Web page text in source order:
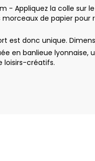
- Appliquez la colle sur
de papier pour
est donc unique.
en banlieue lyonnaise,
loisirs-créatifs.